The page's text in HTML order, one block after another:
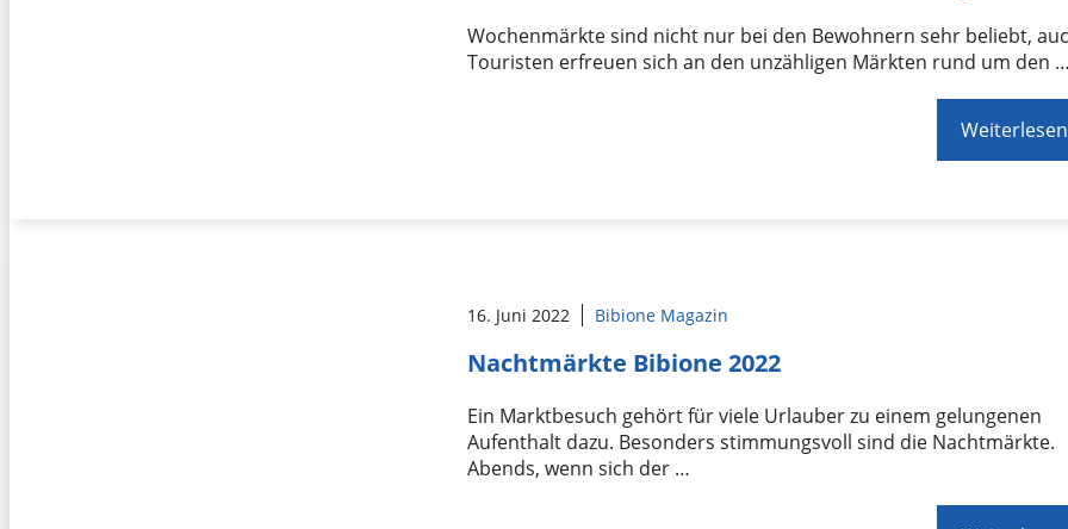
Wochenmärkte sind nicht nur bei den Bewohnern sehr beliebt,
Touristen erfreuen sich an den unzähligen Märkten rund um den
Weiterlesen
16. Juni 2022 Bibione Magazin
Nachtmärkte Bibione 2022
Ein Marktbesuch gehört für viele Urlauber zu einem gelungenen
Aufenthalt dazu. Besonders stimmungsvoll sind die Nachtmärkte.
Abends, wenn sich der …